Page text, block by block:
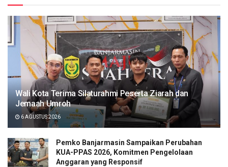
Wali Kota Terima Silaturahmi Peserta Ziarah dan
Jemaah Umroh
6 AGUSTUS 2026
Pemko Banjarmasin Sampaikan Perubahan
KUA-PPAS 2026, Komitmen Pengelolaan
Anggaran yang Responsif